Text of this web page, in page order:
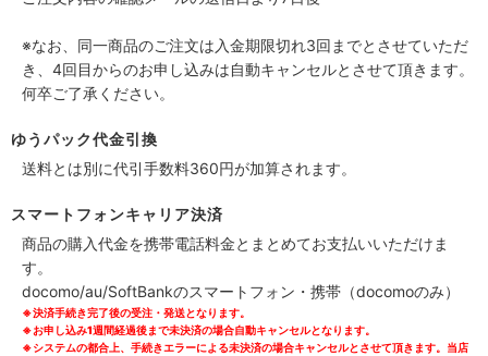
※なお、同一商品のご注文は入金期限切れ3回までとさせていただ
き、4回目からのお申し込みは自動キャンセルとさせて頂きます。
何卒ご了承ください。
ゆうパック代金引換
送料とは別に代引手数料360円が加算されます。
スマートフォンキャリア決済
商品の購入代金を携帯電話料金とまとめてお支払いいただけま
す。
docomo/au/SoftBankのスマートフォン・携帯（docomoのみ）
※決済手続き完了後の受注・発送となります。
※お申し込み1週間経過後まで未決済の場合自動キャンセルとなります。
※システムの都合上、手続きエラーによる未決済の場合キャンセルとさせて頂きます。当店